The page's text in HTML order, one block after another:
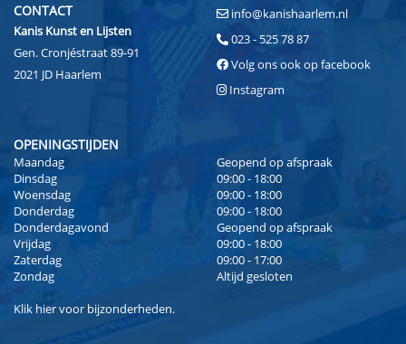
CONTACT
Kanis Kunst en Lijsten
Gen. Cronjéstraat 89-91
2021 JD Haarlem
info@kanishaarlem.nl
023 - 525 78 87
Volg ons ook op facebook
Instagram
OPENINGSTIJDEN
Maandag
Geopend op afspraak
Dinsdag
09:00 - 18:00
Woensdag
09:00 - 18:00
Donderdag
09:00 - 18:00
Donderdagavond
Geopend op afspraak
Vrijdag
09:00 - 18:00
Zaterdag
09:00 - 17:00
Zondag
Altijd gesloten
Klik hiervoor bijzonderheden.